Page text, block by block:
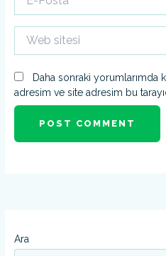
Posta*
sitesi
Daha sonraki yorumlarımda
adresim ve site adresim bu
Ara